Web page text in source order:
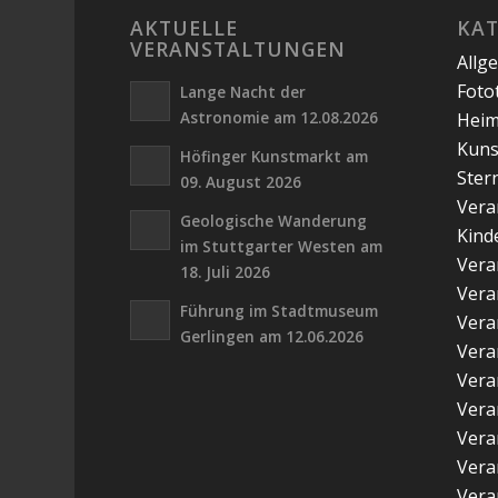
AKTUELLE
VERANSTALTUNGEN
Lange Nacht der
Astronomie am 12.08.2026
Höfinger Kunstmarkt am
09. August 2026
Geologische Wanderung
im Stuttgarter Westen am
18. Juli 2026
Führung im Stadtmuseum
Gerlingen am 12.06.2026